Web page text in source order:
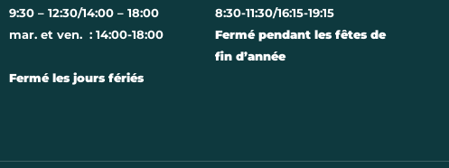
9:30 – 12:30/14:00 – 18:00
mar. et ven. : 14:00-18:00
Fermé les jours fériés
8:30-11:30/16:15-19:15
Fermé pendant les fêtes de
fin d’année